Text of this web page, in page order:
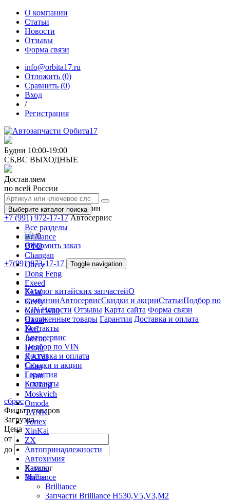
О компании
Статьи
Новости
Отзывы
Форма связи
info@orbita17.ru
Отложить (0)
Сравнить (0)
Вход
/
Регистрация
Будни 10:00-19:00
СБ,ВС ВЫХОДНЫЕ
Доставляем
по всей России
Выберите каталог поиска
Все разделы
Brilliance
BYD
Changan
Chery
Dong Feng
Exeed
FAW
Geely
Great Wall
Haval
JAC
Jaecoo
Jetour
KAIYI
Lifan
Livan
LiXiang
Moskvich
Omoda
TANK
Vortex
XinKai
ZX
Автопринадлежности
Автохимия
Лампы
Масла
+7 (991) 973-17-17Магазин
+7 (991) 972-17-17Автосервис
/0
Оформить заказ
+7(991)973-17-17 Toggle navigation
Каталог китайских запчастейО
компанииАвтосервисСкидки и акцииСтатьиПодбор по
VIN Новости Отзывы Карта сайта Форма связи
Отложенные товары Гарантия Доставка и оплата
Контакты
Автосервис
Подбор по VIN
Доставка и оплата
Скидки и акции
Гарантия
Контакты
сброс
Фильтр товаров
Загрузка...
Цена
от
до
Каталог
Brilliance
Brilliance
Запчасти Brilliance H530,V5,V3,M2